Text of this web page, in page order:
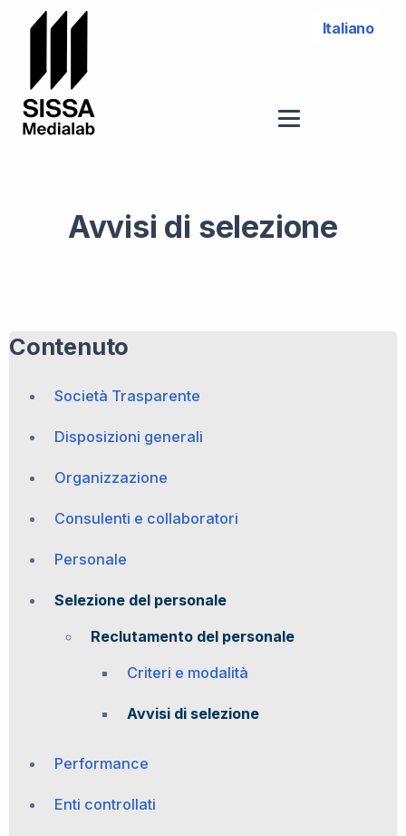
Italiano
Avvisi di selezione
Contenuto
Società Trasparente
Disposizioni generali
Organizzazione
Consulenti e collaboratori
Personale
Selezione del personale
Reclutamento del personale
Criteri e modalità
Avvisi di selezione
Performance
Enti controllati